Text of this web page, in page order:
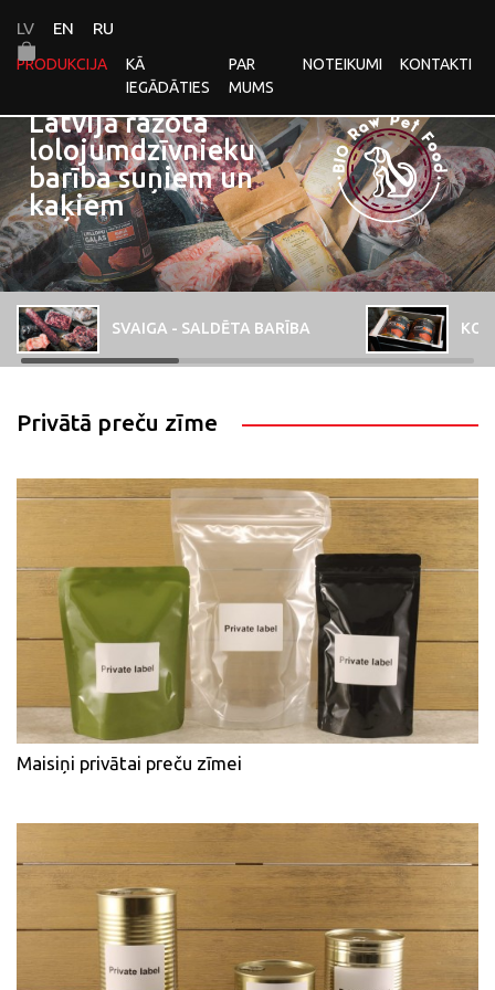
PRODUKCIJA
KĀ
IEGĀDĀTIES
PAR
MUMS
NOTEIKUMI KONTAKTI
LV EN RU
Latvijā ražota
lolojumdzīvnieku
barība suņiem un
kaķiem
SVAIGA - SALDĒTA BARĪBA
Privātā preču zīme
Maisiņi privātai preču zīmei